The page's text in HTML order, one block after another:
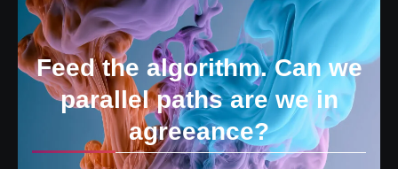
Feed the algorithm. Can we
parallel paths are we in
agreeance?